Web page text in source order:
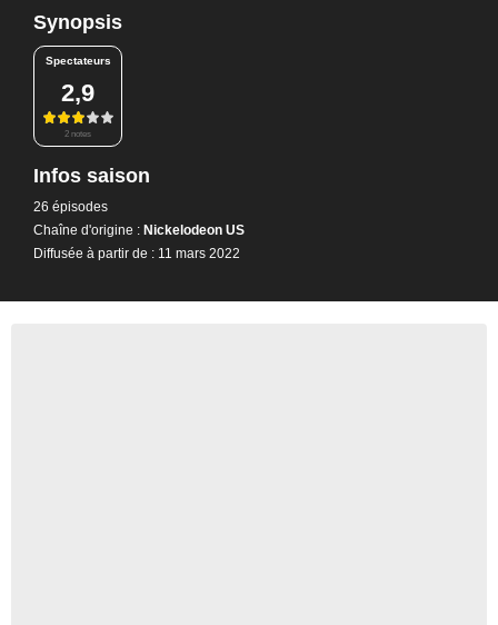
Synopsis
Spectateurs
2,9
2 notes
Infos saison
26 épisodes
Chaîne d'origine : Nickelodeon US
Diffusée à partir de : 11 mars 2022